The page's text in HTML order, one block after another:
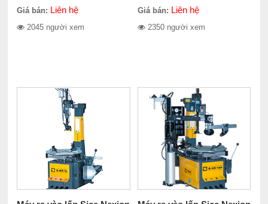
Giá bán: Liên hệ
2045 người xem
Giá bán: Liên hệ
2350 người xem